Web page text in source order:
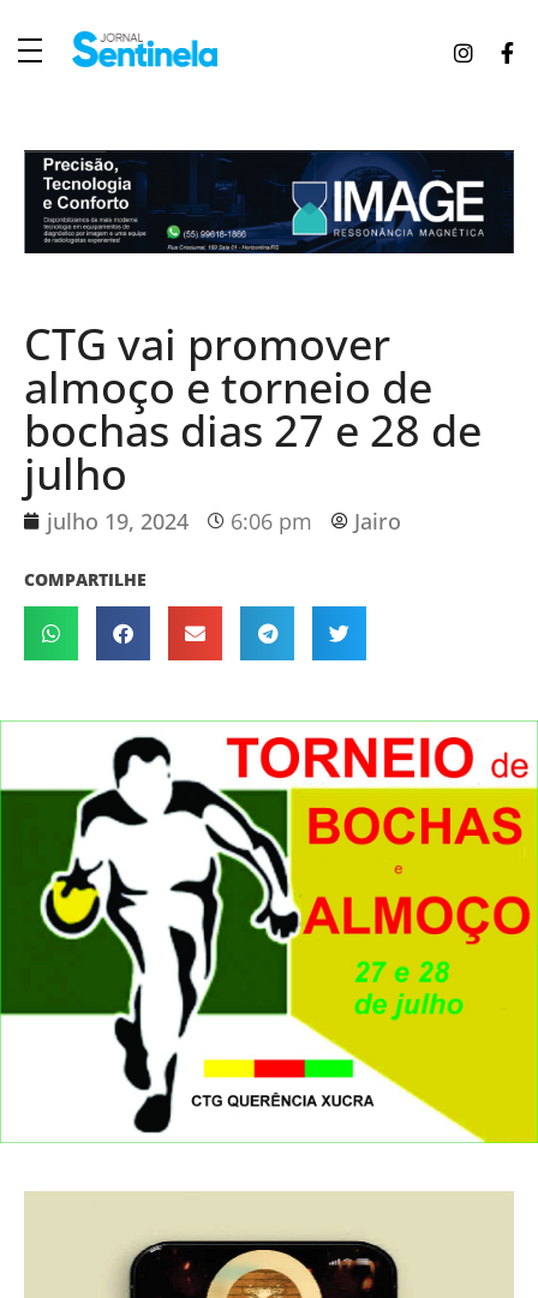
CTG vai promover
almoço e torneio de
bochas dias 27 e 28 de
julho
julho 19, 2024 6:06 pm Jairo
COMPARTILHE